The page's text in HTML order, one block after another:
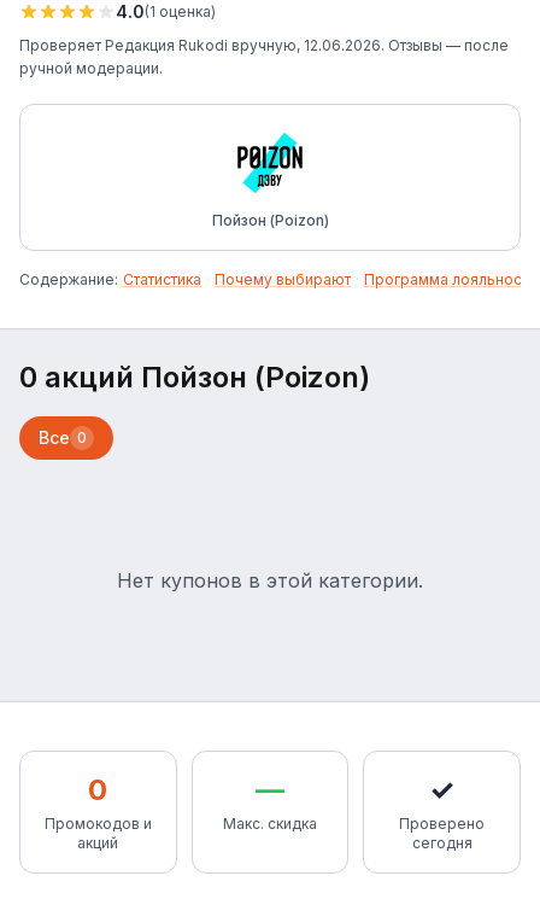
4.0(1 оценка)
Проверяет Редакция Rukodi вручную, 12.06.2026. Отзывы — после
ручной модерации.
Пойзон (Poizon)
Содержание: Статистика · Почему выбирают · Программа лояльности
0 акций Пойзон (Poizon)
Все 0
Нет купонов в этой категории.
0
Промокодов и
акций
—
Макс. скидка
✓
Проверено
сегодня